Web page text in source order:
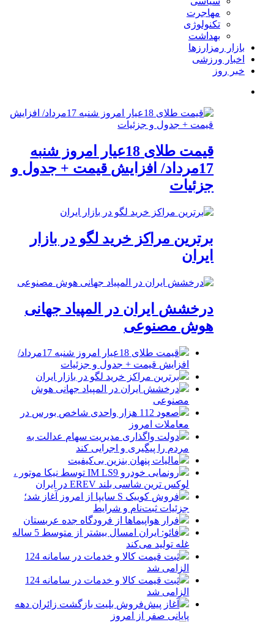
مهاجرت
تکنولوژی
بهداشت
بازار رمزارزها
اخبار ورزشی
خبر روز
قیمت طلای 18عیار امروز شنبه
17مرداد/ افزایش قیمت + جدول و
جزئیات
برترین مراکز خرید لگو در بازار
ایران
درخشش ایران در المپیاد جهانی
هوش مصنوعی
قیمت طلای 18عیار امروز شنبه 17مرداد/
افزایش قیمت + جدول و جزئیات
برترین مراکز خرید لگو در بازار ایران
درخشش ایران در المپیاد جهانی هوش
مصنوعی
صعود 112 هزار واحدی شاخص بورس در
معاملات امروز
دولت واگذاری مدیریت سهام عدالت به
مردم را پیگیری و اجرایی کند
مالیات پنهان بنزین بی‌کیفیت
رونمایی خودرو IM LS9 توسط نیکا موتور ،
لوکس ترین شاسی بلند EREV در ایران
فروش کوییک S سایپا از امروز آغاز شد؛
جزئیات ثبت‌نام و شرایط
فرار هواپیماها از فرودگاه جده عربستان
فائو: ایران امسال بیشتر از متوسط 5 ساله
غله تولید می‌کند
ثبت قیمت کالا و خدمات در سامانه 124
الزامی شد
ثبت قیمت کالا و خدمات در سامانه 124
الزامی شد
آغاز پیش‌فروش بلیت بازگشت زائران دهه
پایانی صفر از امروز